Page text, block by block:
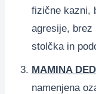
fizične kazni,
agresije, brez
stolčka in
MAMINA
namenjena